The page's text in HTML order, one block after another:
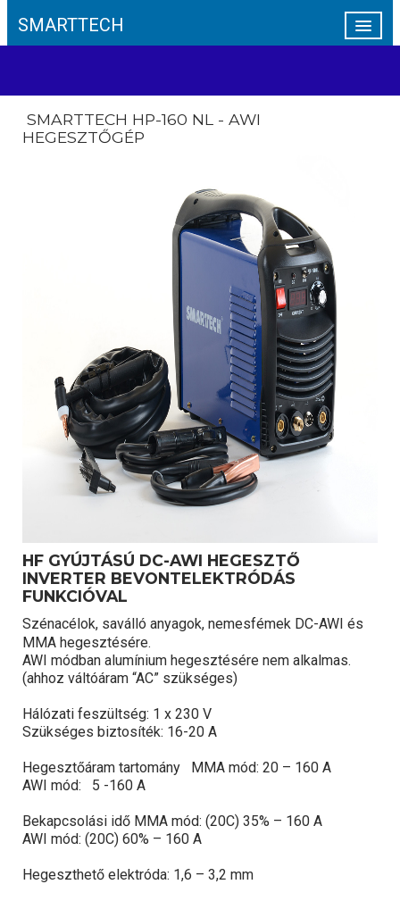
SMARTTECH
ÍVHEGESZTÉS
MIG/MAG
AKKUMULÁTOR TÖLTŐK
SMARTTECH HP-160 NL - AWI
HEGESZTŐGÉP
HF GYÚJTÁSÚ DC-AWI HEGESZTŐ
INVERTER BEVONTELEKTRÓDÁS
FUNKCIÓVAL
Szénacélok, saválló anyagok, nemesfémek DC-AWI és
MMA hegesztésére.
AWI módban alumínium hegesztésére nem alkalmas.
(ahhoz váltóáram “AC” szükséges)
Hálózati feszültség: 1 x 230 V
Szükséges biztosíték: 16-20 A
Hegesztőáram tartomány MMA mód: 20 – 160 A
AWI mód: 5 -160 A
Bekapcsolási idő MMA mód: (20C) 35% – 160 A
AWI mód: (20C) 60% – 160 A
Hegeszthető elektróda: 1,6 – 3,2 mm